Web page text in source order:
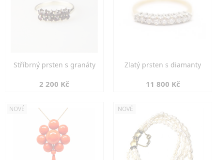
Stříbrný prsten s granáty
2 200 Kč
Zlatý prsten s diamanty
11 800 Kč
NOVÉ NOVÉ